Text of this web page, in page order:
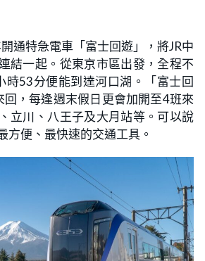
通特急電車「富士回遊」，將JR中
結一起。從東京市區出發，全程不
時53分便能到達河口湖。「富士回
，每逢週末假日更會加開至4班來
立川、八王子及大月站等。可以說
方便、最快速的交通工具。